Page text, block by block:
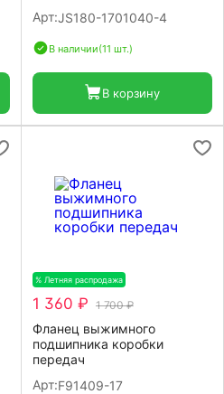
Арт:JS180-1701040-4
В наличии(11 шт.)
В корзину
% Летняя распродажа
1 360 ₽ 1 700 ₽
Фланец выжимного
подшипника коробки
передач
Арт:F91409-17